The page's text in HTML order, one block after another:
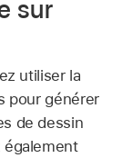
sur
utiliser la
pour générer
de dessin
également